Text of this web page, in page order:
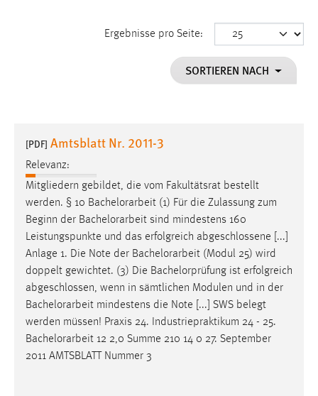
Ergebnisse pro Seite:
SORTIEREN NACH
[PDF] Amtsblatt Nr. 2011-3
Relevanz:
Mitgliedern gebildet, die vom Fakultätsrat bestellt
werden. § 10 Bachelorarbeit (1) Für die Zulassung zum
Beginn der Bachelorarbeit sind mindestens 160
Leistungspunkte und das erfolgreich abgeschlossene [...]
Anlage 1. Die Note der Bachelorarbeit (Modul 25) wird
doppelt gewichtet. (3) Die Bachelorprüfung ist erfolgreich
abgeschlossen, wenn in sämtlichen Modulen und in der
Bachelorarbeit mindestens die Note [...] SWS belegt
werden müssen! Praxis 24. Industriepraktikum 24 - 25.
Bachelorarbeit 12 2,0 Summe 210 14 0 27. September
2011 AMTSBLATT Nummer 3
cookie_consent
Dieser Cookie speichert die ausgewählten Einverständnis-
Performance
Name:
Zweck:
Für performante Seitenauslieferung wird in diesem Cookie
gespeichert, ob man eingeloggt ist.
Sprachpräferenz
Name:
site-language-preference